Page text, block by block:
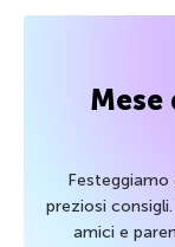
Mese
preziosi
amici e